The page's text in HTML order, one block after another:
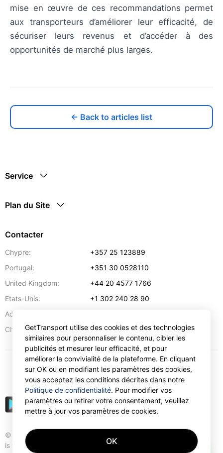
mise en œuvre de ces recommandations permet
aux transporteurs d’améliorer leur efficacité, de
sécuriser leurs revenus et d’accéder à des
opportunités de marché plus larges.
← Back to articles list
Service
Plan du Site
Contacter
Chypre:
+357 25 123889
Portugal:
+351 30 0528110
United Kingdom:
+44 20 4577 1766
Etats-Unis:
+1 302 240 28 90
Adresse:
Chypre:
57 Spyrou Kyprianou,Larnaca 6051
© Gettransport International Limited. GetTransport®
is trademark of Gettransport International Limited.
EUR
GetTransport utilise des cookies et des technologies
similaires pour personnaliser le contenu, cibler les
publicités et mesurer leur efficacité, et pour
améliorer la convivialité de la plateforme. En cliquant
sur OK ou en modifiant les paramètres des cookies,
vous acceptez les conditions décrites dans notre
Politique de confidentialité. Pour modifier vos
paramètres ou retirer votre consentement, veuillez
mettre à jour vos paramètres de cookies.
OK